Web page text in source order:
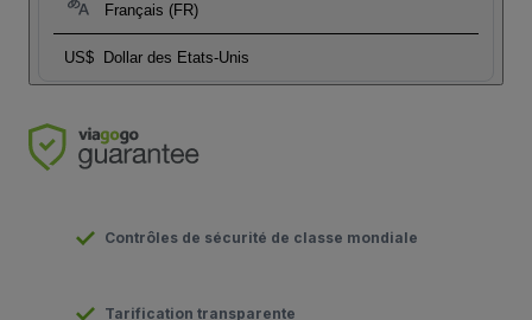
Français (FR)
US$ Dollar des Etats-Unis
Contrôles de sécurité de classe mondiale
Tarification transparente